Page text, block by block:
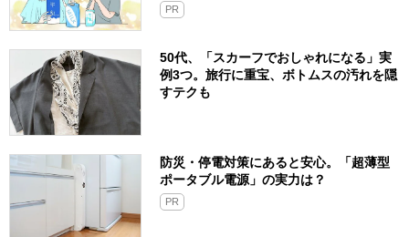
PR
50代、「スカーフでおしゃれになる」実
例3つ。旅行に重宝、ボトムスの汚れを隠
すテクも
防災・停電対策にあると安心。「超薄型
ポータブル電源」の実力は？​
PR